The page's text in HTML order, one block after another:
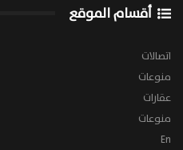
أقسام الموقع
اتصالات
منوعات
عقارات
منوعات
En